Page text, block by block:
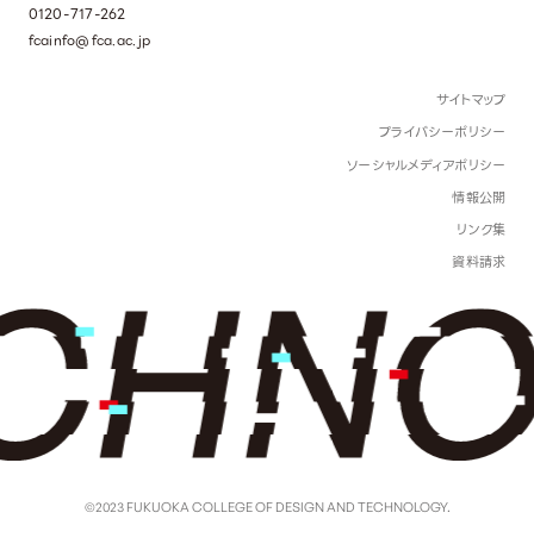
0120-717-262
fcainfo@fca.ac.jp
サイトマップ
プライバシーポリシー
ソーシャルメディアポリシー
情報公開
リンク集
資料請求
©2023 FUKUOKA COLLEGE OF DESIGN AND TECHNOLOGY.